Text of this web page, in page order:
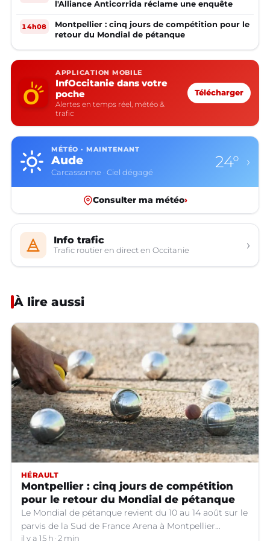
l'Alliance Anticorrida réclame une enquête
14h08
Montpellier : cinq jours de compétition pour le
retour du Mondial de pétanque
APPLICATION MOBILE
InfOccitanie dans votre
poche
Alertes en temps réel, météo &
trafic
Télécharger
MÉTÉO · MAINTENANT
Aude
Carcassonne · Ciel dégagé
24° ›
Consulter ma météo›
Info trafic
Trafic routier en direct en Occitanie ›
À lire aussi
HÉRAULT
Montpellier : cinq jours de compétition
pour le retour du Mondial de pétanque
Le Mondial de pétanque revient du 10 au 14 août sur le
parvis de la Sud de France Arena à Montpellier
il y a 15 h 2 min